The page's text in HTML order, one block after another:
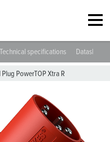
Technical specifications Datasheets
PowerTOP Xtra R